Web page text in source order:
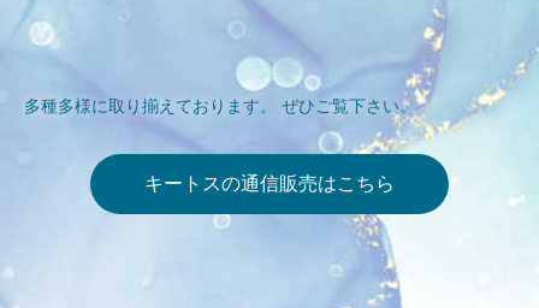
多種多様に取り揃えております。 ぜひご覧下さい。
キートスの通信販売はこちら